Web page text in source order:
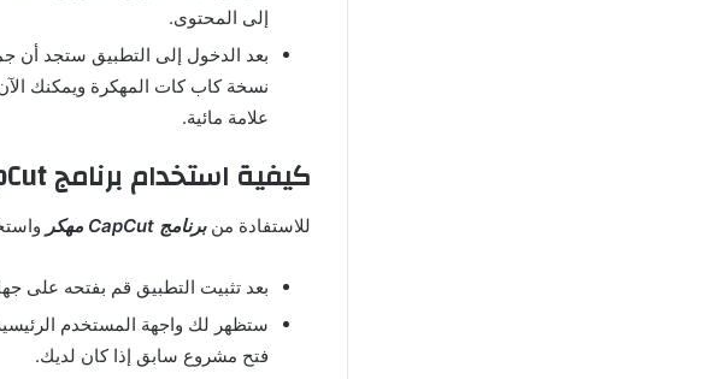
إلى المحتوى.
بعد الدخول إلى التطبيق ستجد أن
نسخة كاب كات المهكرة ويمكنك الآن
علامة مائية.
كيفية استخدامبرنامج
للاستفادة منبرنامج
بعد تثبيت التطبيق قم بفتحه على
ستظهر لك واجهة المستخدم
فتح مشروع سابق إذا كان لديك.